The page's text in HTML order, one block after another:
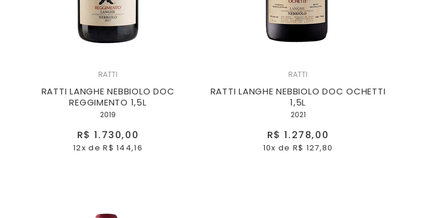
RATTI
RATTI LANGHE NEBBIOLO DOC
REGGIMENTO 1,5L
2019
R$ 1.730,00
12x deR$ 144,16
RATTI
RATTI LANGHE NEBBIOLO DOC OCHETTI
1,5L
2021
R$ 1.278,00
10x de R$ 127,80